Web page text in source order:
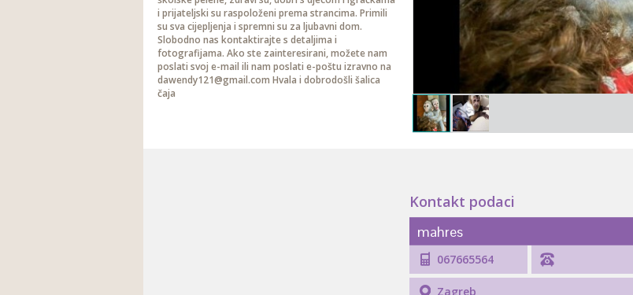
i prijateljski su raspoloženi prema strancima. Primili
su sva cijepljenja i spremni su za ljubavni dom.
Slobodno nas kontaktirajte s detaljima i
fotografijama. Ako ste zainteresirani, možete nam
poslati svoj e-mail ili nam poslati e-poštu izravno na
dawendy121@gmail.com Hvala i dobrodošli šalica
čaja
Kontakt podaci
mahres
067665564
Zagreb